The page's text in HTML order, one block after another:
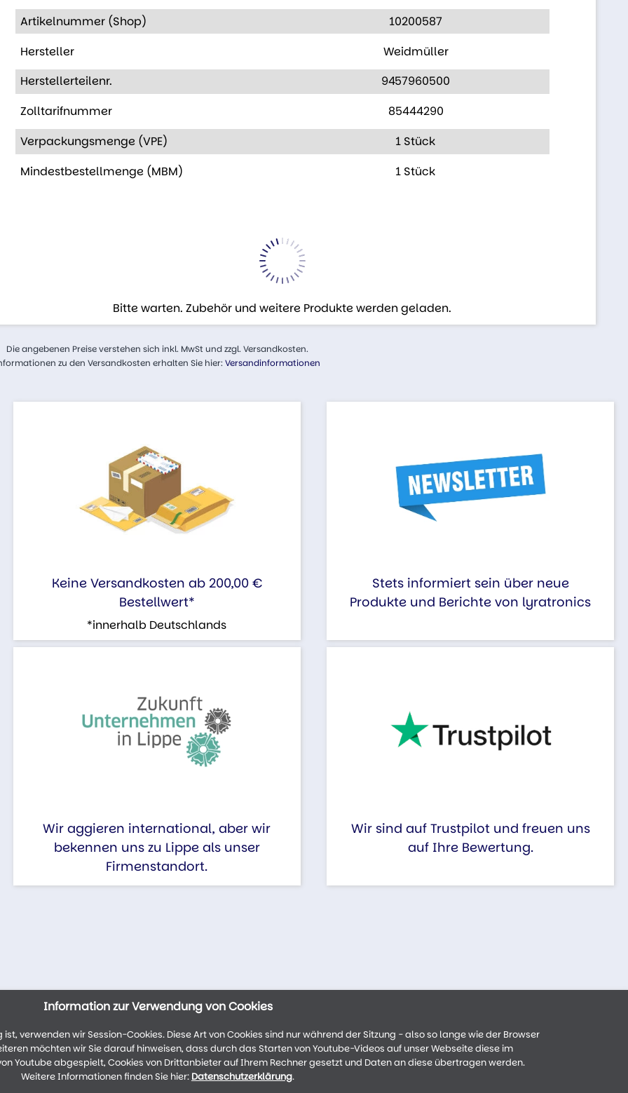
Artikelnummer (Shop)
10200587
Hersteller
Weidmüller
Herstellerteilenr.
9457960500
Zolltarifnummer
85444290
Verpackungsmenge (VPE)
1 Stück
Mindestbestellmenge (MBM)
1 Stück
Bitte warten. Zubehör und weitere Produkte werden geladen.
Die angebenen Preise verstehen sich inkl. MwSt und zzgl. Versandkosten.
zu den Versandkosten erhalten Sie hier: Versandinformationen
Keine Versandkosten ab 200,00 €
Bestellwert*
*innerhalb Deutschlands
Stets informiert sein über neue
Produkte und Berichte von lyratronics
Wir aggieren international, aber wir
bekennen uns zu Lippe als unser
Firmenstandort.
Wir sind auf Trustpilot und freuen uns
auf Ihre Bewertung.
Information zur Verwendung von Cookies
verwenden wir Session-Cookies. Diese Art von Cookies sind nur während der Sitzung - also so lange wie der Browser
möchten wir Sie darauf hinweisen, dass durch das Starten von Youtube-Videos auf unser Webseite diese im
Youtube abgespielt, Cookies von Drittanbieter auf Ihrem Rechner gesetzt und Daten an diese übertragen werden.
Weitere Informationen finden Sie hier: Datenschutzerklärung.